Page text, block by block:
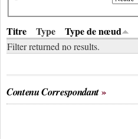
Titre Type Type de nœud
Filter returned no results.
Contenu Correspondant